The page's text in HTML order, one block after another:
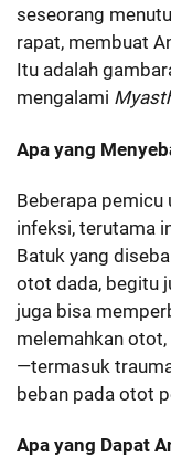
seseorang
rapat, membuat
Itu adalah
mengalami
Apa yang
Beberapa pemicu
infeksi, terutama
Batuk yang
otot dada, begitu
juga bisa
melemahkan
—termasuk
beban pada otot
Apa yang Dapat